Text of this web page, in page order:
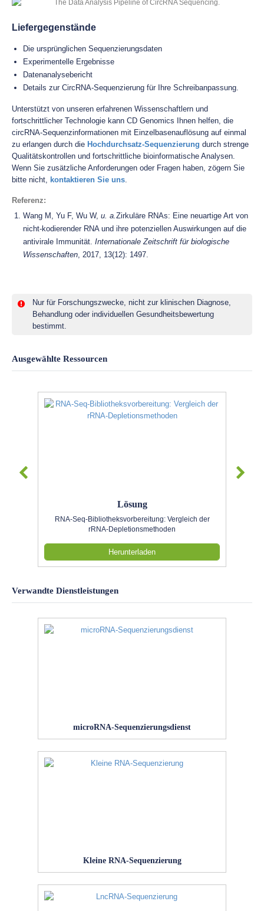
Liefergegenstände
Die ursprünglichen Sequenzierungsdaten
Experimentelle Ergebnisse
Datenanalysebericht
Details zur CircRNA-Sequenzierung für Ihre Schreibanpassung.
Unterstützt von unseren erfahrenen Wissenschaftlern und
fortschrittlicher Technologie kann CD Genomics Ihnen helfen, die
circRNA-Sequenzinformationen mit Einzelbasenauflösung auf einmal
zu erlangen durch die Hochdurchsatz-Sequenzierung durch strenge
Qualitätskontrollen und fortschrittliche bioinformatische Analysen.
Wenn Sie zusätzliche Anforderungen oder Fragen haben, zögern Sie
bitte nicht, kontaktieren Sie uns.
Referenz:
Wang M, Yu F, Wu W, u. a.Zirkuläre RNAs: Eine neuartige Art von
nicht-kodierender RNA und ihre potenziellen Auswirkungen auf die
antivirale Immunität. Internationale Zeitschrift für biologische
Wissenschaften, 2017, 13(12): 1497.
Nur für Forschungszwecke, nicht zur klinischen Diagnose,
Behandlung oder individuellen Gesundheitsbewertung
bestimmt.
Ausgewählte Ressourcen
Lösung
RNA-Seq-Bibliotheksvorbereitung: Vergleich der
rRNA-Depletionsmethoden
Herunterladen
Verwandte Dienstleistungen
microRNA-Sequenzierungsdienst
Kleine RNA-Sequenzierung